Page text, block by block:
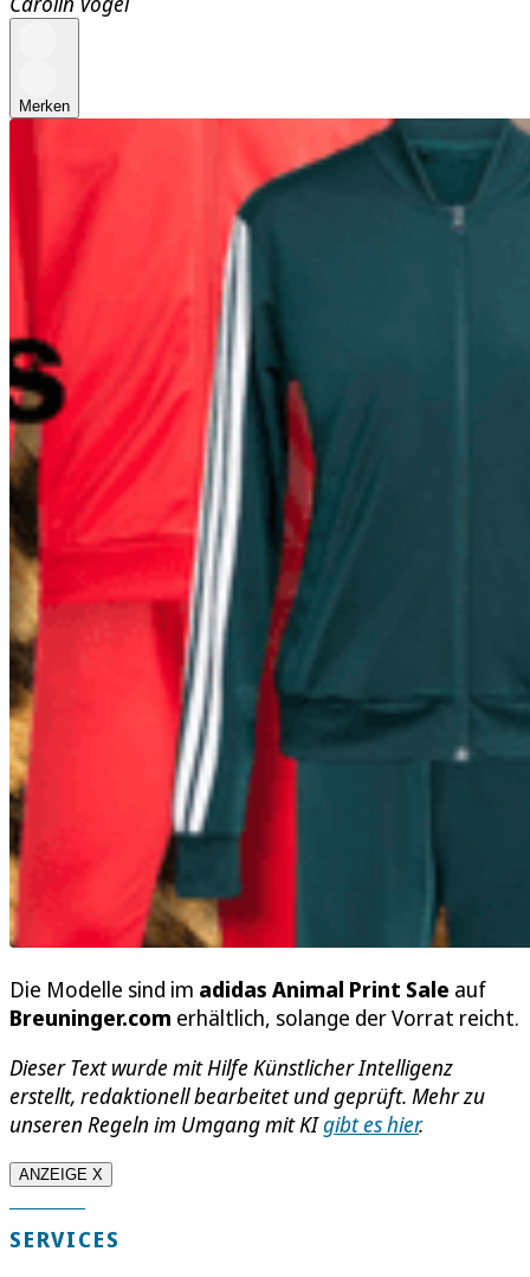
Merken
Die Modelle sind im adidas Animal Print Sale auf
Breuninger.com erhältlich, solange der Vorrat reicht.
Dieser Text wurde mit Hilfe Künstlicher Intelligenz
erstellt, redaktionell bearbeitet und geprüft. Mehr zu
unseren Regeln im Umgang mit KIgibt es hier.
ANZEIGE X
SERVICES